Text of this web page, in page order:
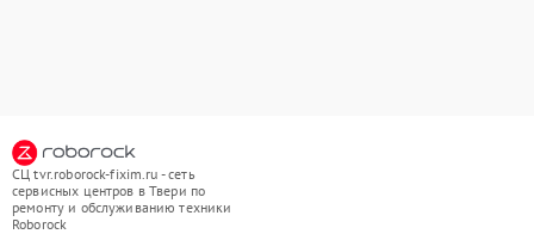
СЦ tvr.roborock-fixim.ru - сеть
сервисных центров в Твери по
ремонту и обслуживанию техники
Roborock